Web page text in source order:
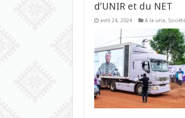
d’UNIR et du NET
avril 24, 2024 A la une,